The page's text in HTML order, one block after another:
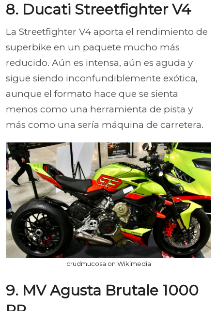
8. Ducati Streetfighter V4
La Streetfighter V4 aporta el rendimiento de
superbike en un paquete mucho más
reducido. Aún es intensa, aún es aguda y
sigue siendo inconfundiblemente exótica,
aunque el formato hace que se sienta
menos como una herramienta de pista y
más como una sería máquina de carretera.
crudmucosa on Wikimedia
9. MV Agusta Brutale 1000